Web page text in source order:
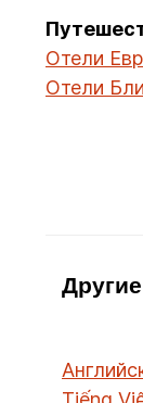
Отели
Отели